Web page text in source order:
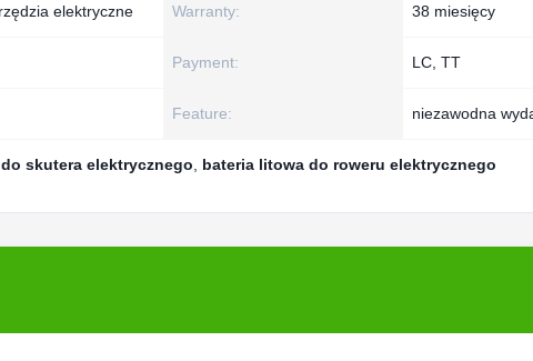
elektryczne Warranty: 38 miesięcy
Payment: LC, TT
Feature: niezawodna
skutera elektrycznego bateria litowa do roweru elektrycznego